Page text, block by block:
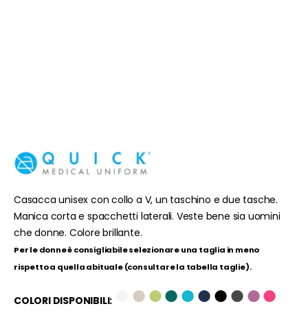
Casacca unisex con collo a V, un taschino e due tasche.
Manica corta e spacchetti laterali. Veste bene sia uomini
che donne. Colore brillante.
Per le donne è consigliabile selezionare una taglia in meno
rispetto a quella abituale (consultare la tabella taglie).
COLORI DISPONIBILI: ●●●●●●●●●